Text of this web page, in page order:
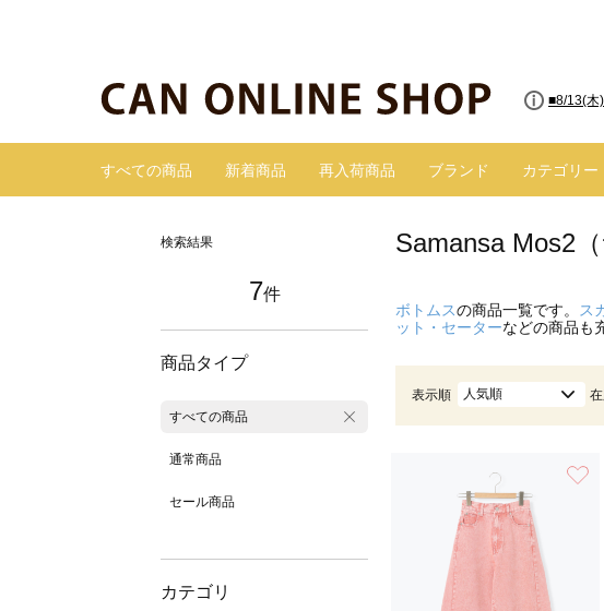
■8/13(木
■【お知
すべての商品 新着商品 再入荷商品 ブランド カテゴリー
検索結果
7件
商品タイプ
すべての商品
通常商品
セール商品
カテゴリ
Samansa Mos2
ボトムスの商品一覧です。 ス
ット・セーターなどの商品も
表示順 人気順